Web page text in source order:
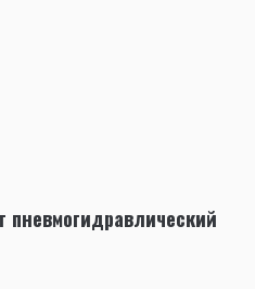
пневмогидравлический